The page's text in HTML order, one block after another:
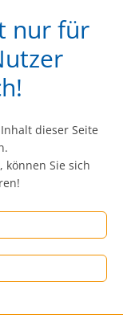
nur für
dieser Seite
können Sie sich